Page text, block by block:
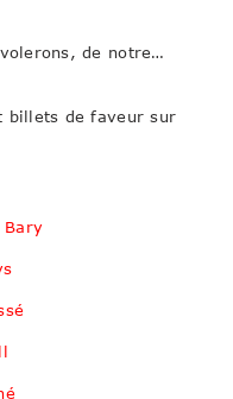
de notre…
billets de faveur sur
Bary